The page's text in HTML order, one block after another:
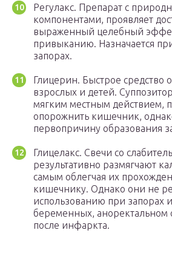
Регулакс. Препарат с
компонентами, проявляет
выраженный целебный
привыканию. Назначается
запорах.
Глицерин. Быстрое средство
взрослых и детей.
мягким местным действием,
опорожнить кишечник,
первопричину образования
Глицелакс. Свечи со
результативно размягчают
самым облегчая их
кишечнику. Однако они не
использованию при запорах
беременных, аноректальном
после инфаркта.